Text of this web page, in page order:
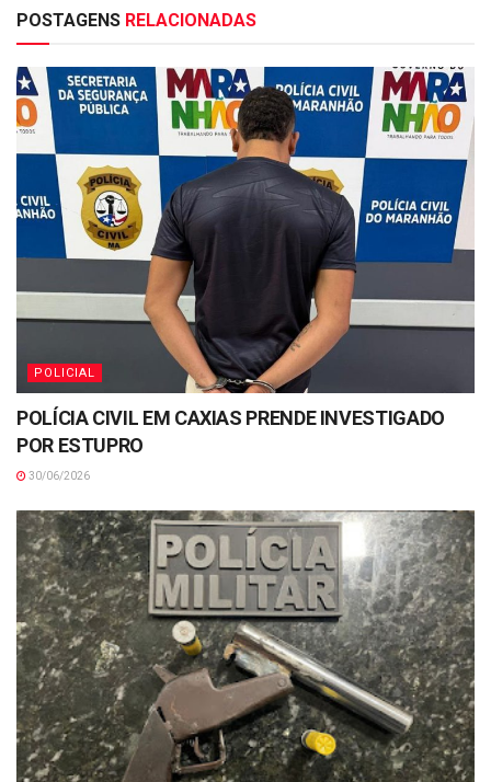
POSTAGENS RELACIONADAS
POLICIAL
POLÍCIA CIVIL EM CAXIAS PRENDE INVESTIGADO
POR ESTUPRO
30/06/2026